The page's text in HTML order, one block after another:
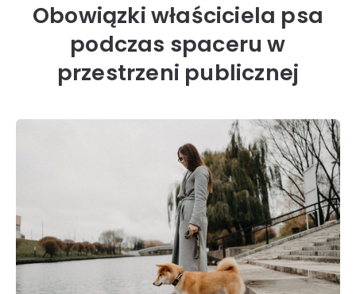
Obowiązki właściciela psa
podczas spaceru w
przestrzeni publicznej